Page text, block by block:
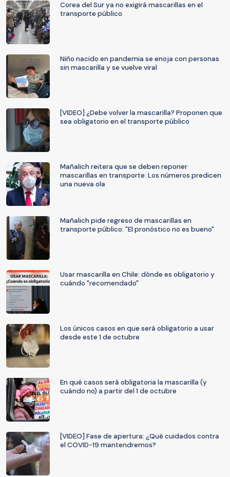
Corea del Sur ya no exigirá mascarillas en el
transporte público
Niño nacido en pandemia se enoja con personas
sin mascarilla y se vuelve viral
[VIDEO] ¿Debe volver la mascarilla? Proponen que
sea obligatorio en el transporte público
Mañalich reitera que se deben reponer
mascarillas en transporte: Los números predicen
una nueva ola
Mañalich pide regreso de mascarillas en
transporte público: "El pronóstico no es bueno"
Usar mascarilla en Chile: dónde es obligatorio y
cuándo "recomendado"
Los únicos casos en que será obligatorio a usar
desde este 1 de octubre
En qué casos será obligatoria la mascarilla (y
cuándo no) a partir del 1 de octubre
[VIDEO] Fase de apertura: ¿Qué cuidados contra
el COVID-19 mantendremos?